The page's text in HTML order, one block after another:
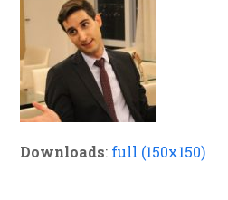
Downloads: full (150x150)